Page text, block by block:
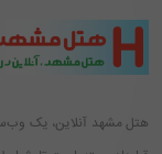
هتل مشهد آنلاین، یک